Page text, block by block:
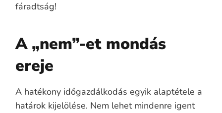
fáradtság!
A „nem”-et mondás
ereje
A hatékony időgazdálkodás egyik alaptétele a
határok kijelölése. Nem lehet mindenre igent